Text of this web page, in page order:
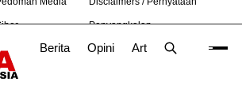
Penyangkalan
Berita Opini Artikel
Nasional News TNI